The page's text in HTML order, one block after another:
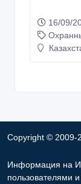
16/09/
Copyright © 2009-
Информация на
пользователями